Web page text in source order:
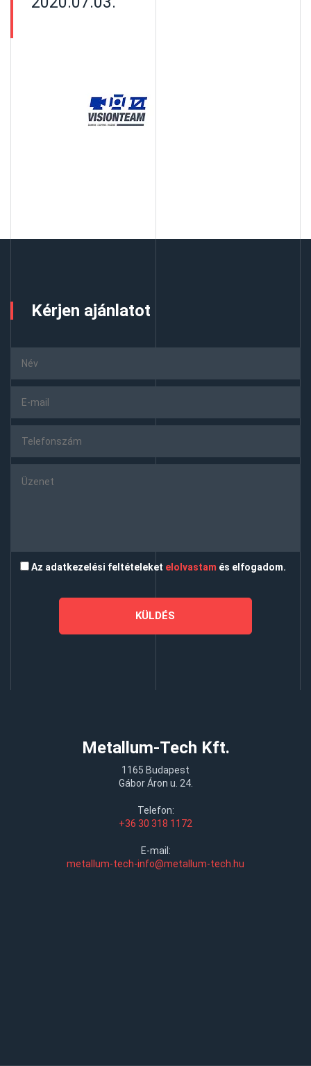
Kérjen ajánlatot
Az adatkezelési feltételeket elolvastam és elfogadom.
Metallum-Tech Kft.
1165 Budapest
Gábor Áron u. 24.
Telefon:
+36 30 318 1172
E-mail:
metallum-tech-info@metallum-tech.hu